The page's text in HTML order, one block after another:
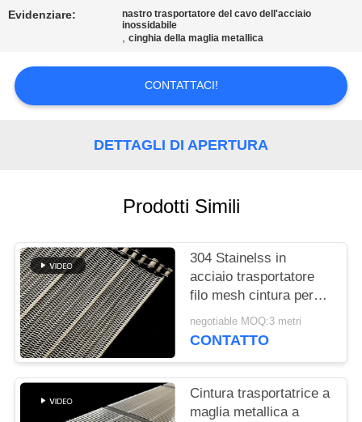
RICHIEDA
CITAZIONE
POLICY
Evidenziare:
nastro trasportatore del cavo dell'acciaio
inossidabile
,cinghia della maglia metallica
CONTATTACI!
DETTAGLI DI APERTURA
Prodotti Simili
304 Stainelss in
acciaio trasportatore
filo mesh cintura per
lavatrice vegetale
negotiable MOQ:3 metri
CONTATTO
Cintura trasportatrice a
maglia metallica a